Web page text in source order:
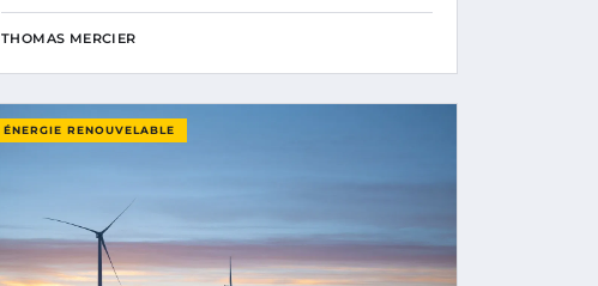
THOMAS MERCIER
ÉNERGIE RENOUVELABLE